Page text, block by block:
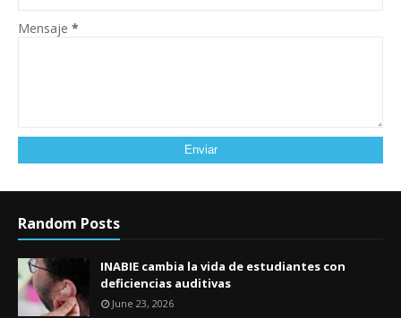
Mensaje *
Random Posts
INABIE cambia la vida de estudiantes con
deficiencias auditivas
June 23, 2026